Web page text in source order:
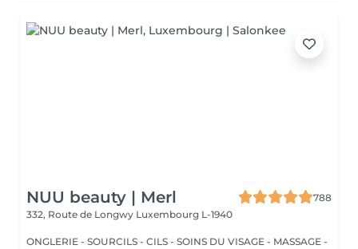
NUU beauty | Merl
788
332, Route de Longwy Luxembourg L-1940
ONGLERIE - SOURCILS - CILS - SOINS DU VISAGE - MASSAGE -